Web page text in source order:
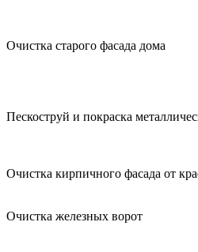
Очистка старого фасада дома
Пескоструй и покраска
Очистка кирпичного фасада от
Очистка железных ворот